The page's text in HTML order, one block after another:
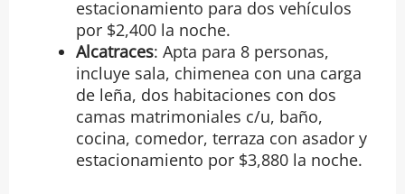
estacionamiento para dos vehículos
por $2,400 la noche.
Alcatraces: Apta para 8 personas,
incluye sala, chimenea con una carga
de leña, dos habitaciones con dos
camas matrimoniales c/u, baño,
cocina, comedor, terraza con asador y
estacionamiento por $3,880 la noche.